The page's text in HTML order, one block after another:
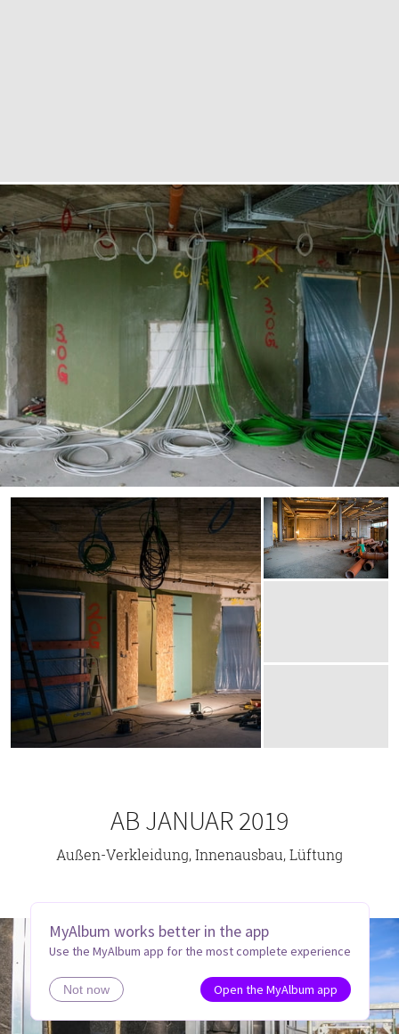
MyAlbum works better in the app
Use the MyAlbum app for the most complete experience
Not now Open the MyAlbum app
AB JANUAR 2019
Außen-Verkleidung, Innenausbau, Lüftung